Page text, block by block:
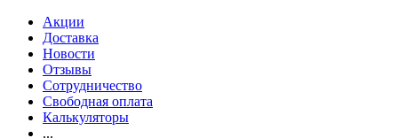
Акции
Доставка
Новости
Отзывы
Сотрудничество
Свободная оплата
Калькуляторы
...